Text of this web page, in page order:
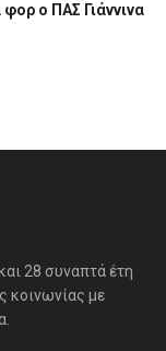
φορ ο ΠΑΣ Γιάννινα
28 συναπτά έτη
κοινωνίας με